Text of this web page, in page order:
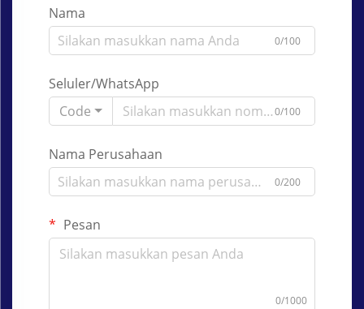
Nama
0/100
Seluler/WhatsApp
Code
0/100
Nama Perusahaan
0/200
Pesan
0/1000